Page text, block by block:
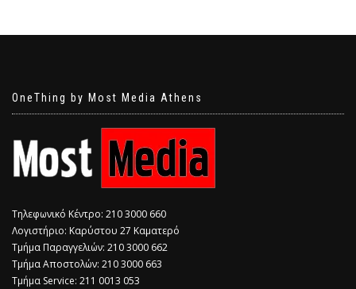
OneThing by Most Media Athens
Τηλεφωνικό Κέντρο: 210 3000 660
Λογιστήριο: Καρύστου 27 Καματερό
Τμήμα Παραγγελιών: 210 3000 662
Τμήμα Αποστολών: 210 3000 663
Τμήμα Service: 211 0013 053